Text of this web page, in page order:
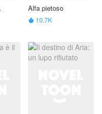
Alfa pietoso
 10.7K